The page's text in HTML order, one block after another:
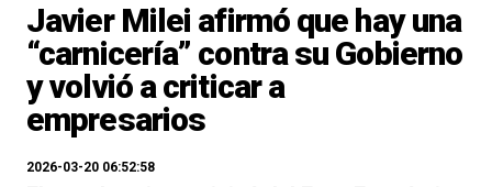
Javier Milei afirmó que hay una
“carnicería” contra su Gobierno
y volvió a criticar a
empresarios
2026-03-20 06:52:58